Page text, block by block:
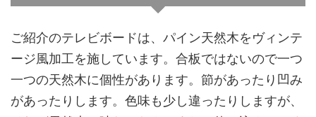
ご紹介のテレビボードは、パイン天然木をヴィンテ
ージ風加工を施しています。合板ではないので一つ
一つの天然木に個性があります。節があったり凹み
があったりします。色味も少し違ったりしますが、